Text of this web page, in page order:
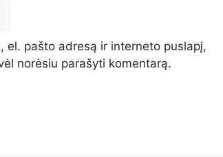
el. pašto adresą ir interneto puslapį,
norėsiu parašyti komentarą.